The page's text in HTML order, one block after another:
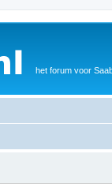
het forum voor